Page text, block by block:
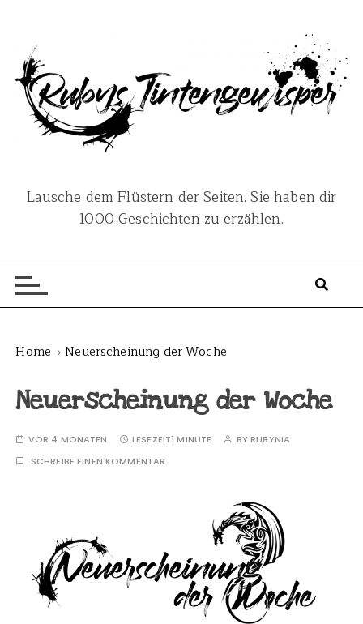
Lausche dem Flüstern der Seiten. Sie haben dir
1000 Geschichten zu erzählen.
Home Neuerscheinung der Woche
Neuerscheinung der Woche
VOR 4 MONATEN LESEZEIT1 MINUTE BYRUBYNIA
SCHREIBE EINEN KOMMENTAR